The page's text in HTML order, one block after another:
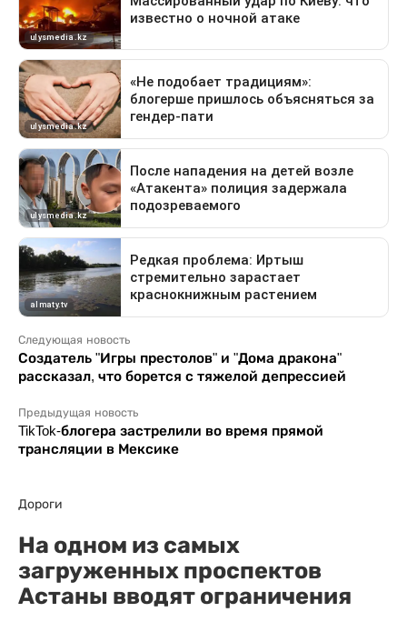
Следующая новость
Создатель "Игры престолов" и "Дома дракона"
рассказал, что борется с тяжелой депрессией
Предыдущая новость
TikTok-блогера застрелили во время прямой
трансляции в Мексике
Дороги
На одном из самых
загруженных проспектов
Астаны вводят ограничения